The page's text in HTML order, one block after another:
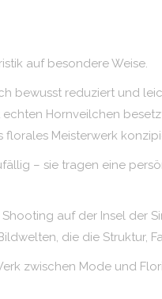
auf besondere Weise.
bewusst reduziert und
Hornveilchen
Meisterwerk
– sie tragen eine
auf der Insel der
die die Struktur,
zwischen Mode und